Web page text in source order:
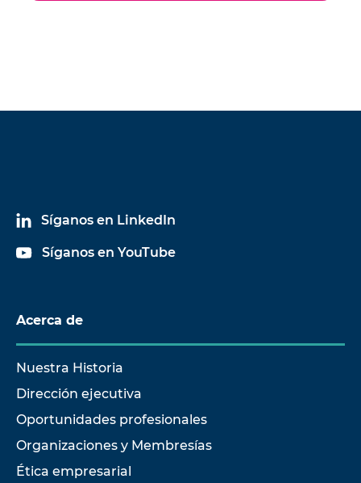
Síganos en LinkedIn
Síganos en YouTube
Acerca de
Nuestra Historia
Dirección ejecutiva
Oportunidades profesionales
Organizaciones y Membresías
Ética empresarial